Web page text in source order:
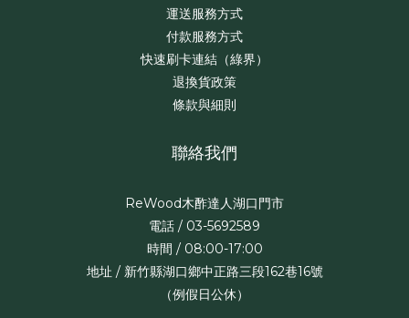
運送服務方式
付款服務方式
快速刷卡連結（綠界）
退換貨政策
條款與細則
聯絡我們
ReWood木酢達人湖口門市
電話 / 03-5692589
時間 / 08:00-17:00
地址 / 新竹縣湖口鄉中正路三段162巷16號
（例假日公休）